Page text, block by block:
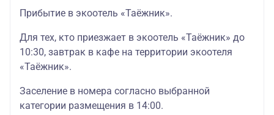
Прибытие в экоотель «Таёжник».
Для тех, кто приезжает в экоотель «Таёжник» до
10:30, завтрак в кафе на территории экоотеля
«Таёжник».
Заселение в номера согласно выбранной
категории размещения в 14:00.